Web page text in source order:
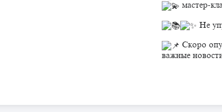
мастер-
Не
Скоро
важные